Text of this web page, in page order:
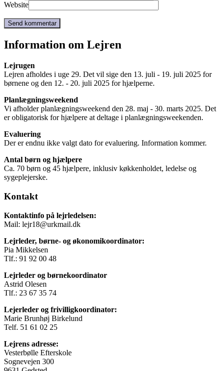
Website
Information om Lejren
Lejrugen
Lejren afholdes i uge 29. Det vil sige den 13. juli - 19. juli 2025 for
børnene og den 12. - 20. juli 2025 for hjælperne.
Planlægningsweekend
Vi afholder planlægningsweekend den 28. maj - 30. marts 2025. Det
er obligatorisk for hjælpere at deltage i planlægningsweekenden.
Evaluering
Der er endnu ikke valgt dato for evaluering. Information kommer.
Antal børn og hjælpere
Ca. 70 børn og 45 hjælpere, inklusiv køkkenholdet, ledelse og
sygeplejerske.
Kontakt
Kontaktinfo på lejrledelsen:
Mail: lejr18@urkmail.dk
Lejrleder, børne- og økonomikoordinator:
Pia Mikkelsen
Tlf.: 91 92 00 48
Lejrleder og børnekoordinator
Astrid Olesen
Tlf.: 23 67 35 74
Lejerleder og frivilligkoordinator:
Marie Brunhøj Birkelund
Telf. 51 61 02 25
Lejrens adresse:
Vesterbølle Efterskole
Sognevejen 300